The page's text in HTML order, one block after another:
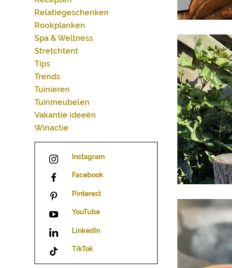
Relatiegeschenken
Rookplanken
Spa & Wellness
Stretchtent
Tips
Trends
Tuinieren
Tuinmeubelen
Vakantie ideeën
Winactie
Instagram
Facebook
Pinterest
YouTube
LinkedIn
TikTok